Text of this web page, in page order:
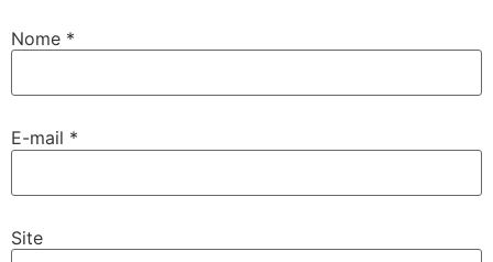
Nome *
E-mail *
Site